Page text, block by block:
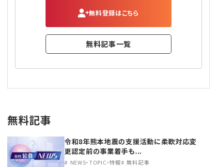
無料登録はこちら
無料記事一覧
無料記事
令和8年熊本地震の支援活動に柔軟対応変
更認定前の事業着手も...
NEWS・TOPIC・特報 無料記事